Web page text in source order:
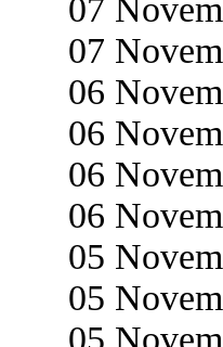
07
07
06
06
06
06
05
05
05